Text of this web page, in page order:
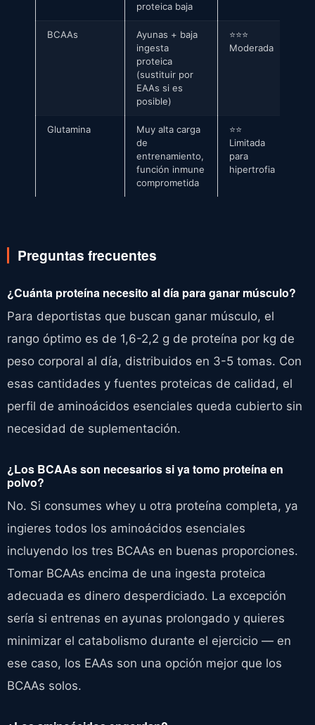
proteica baja
BCAAs
Ayunas + baja
ingesta
proteica
(sustituir por
EAAs si es
posible)
⭐⭐⭐
Moderada
Glutamina
Muy alta carga
de
entrenamiento,
función inmune
comprometida
⭐⭐
Limitada
para
hipertrofia
Preguntas frecuentes
¿Cuánta proteína necesito al día para ganar músculo?
Para deportistas que buscan ganar músculo, el
rango óptimo es de 1,6-2,2 g de proteína por kg de
peso corporal al día, distribuidos en 3-5 tomas. Con
esas cantidades y fuentes proteicas de calidad, el
perfil de aminoácidos esenciales queda cubierto sin
necesidad de suplementación.
¿Los BCAAs son necesarios si ya tomo proteína en
polvo?
No. Si consumes whey u otra proteína completa, ya
ingieres todos los aminoácidos esenciales
incluyendo los tres BCAAs en buenas proporciones.
Tomar BCAAs encima de una ingesta proteica
adecuada es dinero desperdiciado. La excepción
sería si entrenas en ayunas prolongado y quieres
minimizar el catabolismo durante el ejercicio — en
ese caso, los EAAs son una opción mejor que los
BCAAs solos.